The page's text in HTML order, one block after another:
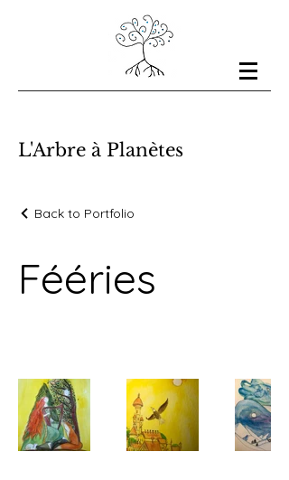
L'Arbre à Planètes
Back to Portfolio
Fééries